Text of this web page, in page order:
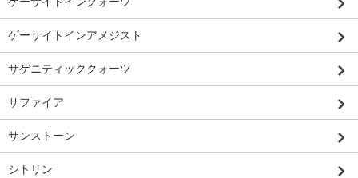
ゲーサイトインアメジスト
サゲニティッククォーツ
サファイア
サンストーン
シトリン